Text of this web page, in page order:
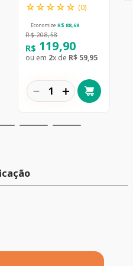
☆☆☆☆☆ (0)
Economize R$ 88,68
R$ 208,58
R$ 119,90
ou em 2x de R$ 59,95
＋
－